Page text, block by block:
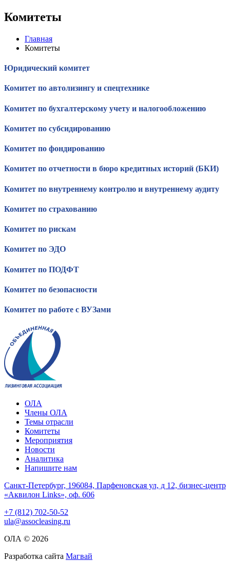
Комитеты
Главная
Комитеты
Юридический комитет
Комитет по автолизингу и спецтехнике
Комитет по бухгалтерскому учету и налогообложению
Комитет по субсидированию
Комитет по фондированию
Комитет по отчетности в бюро кредитных историй (БКИ)
Комитет по внутреннему контролю и внутреннему аудиту
Комитет по страхованию
Комитет по рискам
Комитет по ЭДО
Комитет по ПОДФТ
Комитет по безопасности
Комитет по работе с ВУЗами
ОЛА
Члены ОЛА
Темы отрасли
Комитеты
Мероприятия
Новости
Аналитика
Напишите нам
Санкт-Петербург, 196084, Парфеновская ул, д 12, бизнес-центр
«Аквилон Links», оф. 606
+7 (812) 702-50-52
ula@assocleasing.ru
ОЛА © 2026
Разработка сайта Магвай